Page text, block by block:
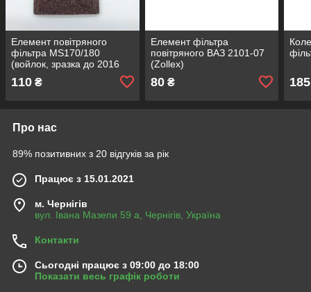
Елемент повітряного
фільтра MS170/180
(войлок, зразка до 2016
110 ₴
Елемент фільтра
повітряного ВАЗ 2101-07
(Zollex)
80₴ 185
Про нас
89% позитивних з 20 відгуків за рік
Працює з 15.01.2021
м. Чернігів
вул. Івана Мазепи 59 а, Чернігів, Україна
Контакти
Сьогодні працює з 09:00 до 18:00
Показати весь графік роботи